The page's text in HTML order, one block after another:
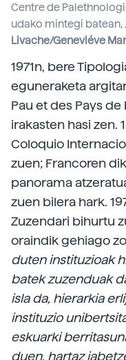
Centre de
udako mintegi batean,
Livache/Geneviéve
1971n, bere
eguneraketa
Pau et des Pays
irakasten hasi zen.
Coloquio
zuen; Francoren
panorama
zuen bilera hark.
Zuzendari bihurtu
oraindik gehiago
duten instituzioak
batek zuzenduak
isla da, hierarkia
instituzio
eskuarki
duen, hartaz